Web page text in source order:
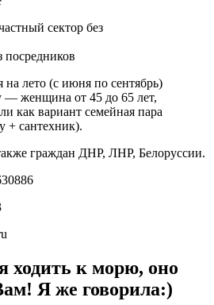
посредников
на лето (с июня по сентябрь)
— женщина от 45 до 65 лет,
как вариант семейная пара
+ сантехник).
граждан ДНР, ЛНР, Белоруссии.
ходить к морю, оно
Я же говорила:)